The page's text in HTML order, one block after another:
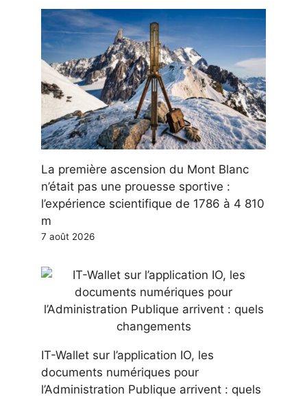
La première ascension du Mont Blanc
n’était pas une prouesse sportive :
l’expérience scientifique de 1786 à 4 810
m
7 août 2026
IT-Wallet sur l’application IO, les
documents numériques pour
l’Administration Publique arrivent : quels